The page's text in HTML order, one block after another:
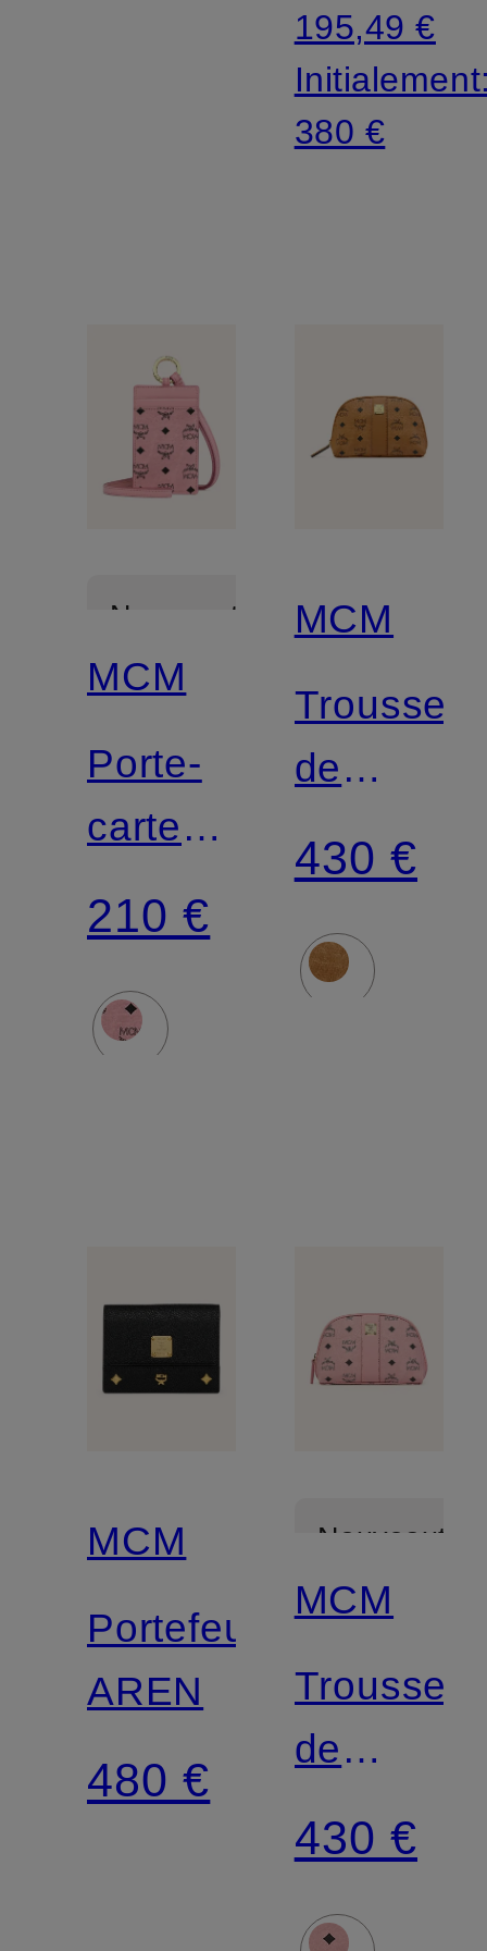
195,49 €
380 €
Nouveautés
MCM
Porte-
cartes
AREN
VI
LANYARD
210 €
MCM
Trousse
de
AREN
430 €
MCM
Portefeuille
AREN
480 €
Nouveautés
MCM
Trousse
de
AREN
430 €